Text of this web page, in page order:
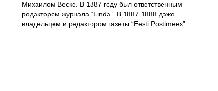
Михаилом Веске. В 1887 году был ответственным
редактором журнала “Linda”. В 1887-1888 даже
владельцем и редактором газеты “Eesti Postimees”.